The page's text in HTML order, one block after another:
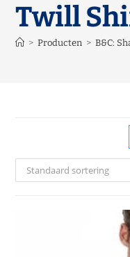
Twill
> Producten > B&C:
Standaard sortering